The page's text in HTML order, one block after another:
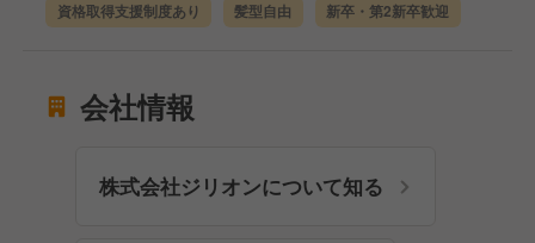
資格取得支援制度あり 髪型自由 新卒・第2新卒歓迎
会社情報
株式会社ジリオンについて知る